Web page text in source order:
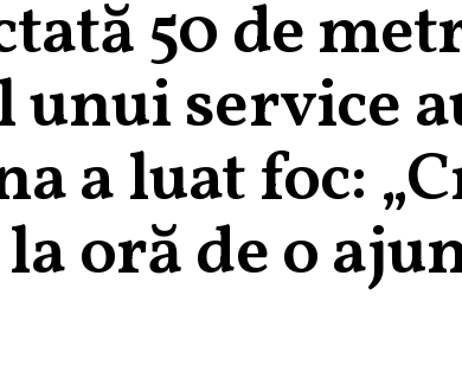
50 de
unui service
a luat foc:
oră de o